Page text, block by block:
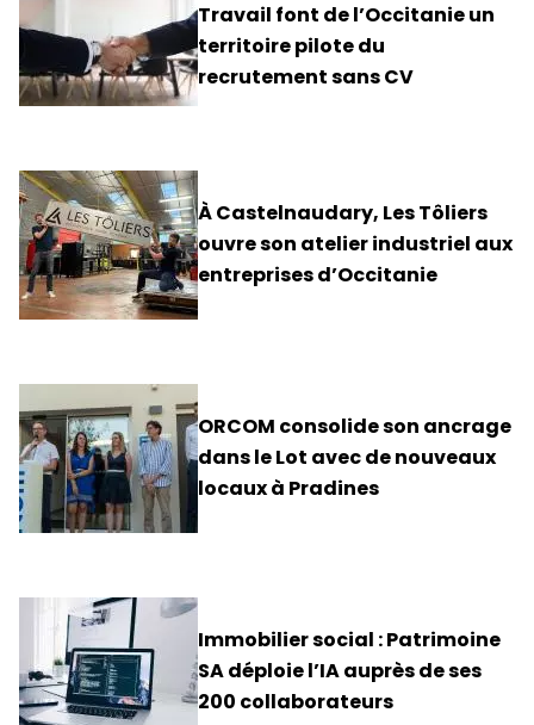
Travail font de l’Occitanie un
territoire pilote du
recrutement sans CV
À Castelnaudary, Les Tôliers
ouvre son atelier industriel aux
entreprises d’Occitanie
ORCOM consolide son ancrage
dans le Lot avec de nouveaux
locaux à Pradines
Immobilier social : Patrimoine
SA déploie l’IA auprès de ses
200 collaborateurs